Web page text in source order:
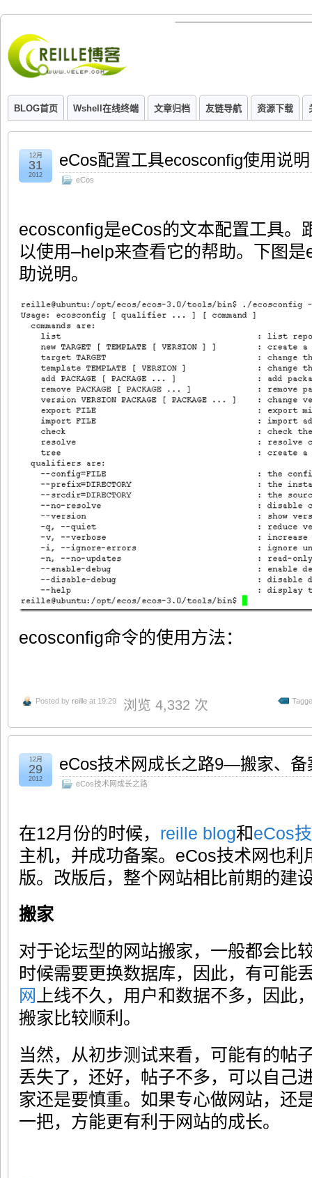
BLOG首页 Wshell在线终端 文章归档 友链导航 资源下载
eCos配置工具ecosconfig使用说明
eCos
12月
31
2012
ecosconfig是eCos的文本配置工具。
以使用–help来查看它的帮助。下图
助说明。
ecosconfig命令的使用方法：
Posted by reille at 19:29 浏览 4,332 次
eCos技术网成长之路9—搬家、备
eCos技术网成长之路
12月
29
2012
在12月份的时候， reille blog和eCos
主机，并成功备案。eCos技术网也
版。改版后，整个网站相比前期的建
搬家
对于论坛型的网站搬家，一般都会比
时候需要更换数据库，因此，有可能
网 上线不久，用户和数据不多，因此
搬家比较顺利。
当然，从初步测试来看，可能有的帖
丢失了，还好，帖子不多，可以自己
家还是要慎重。如果专心做网站，还
一把，方能更有利于网站的成长。